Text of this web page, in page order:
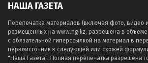
НАША ГАЗЕТА
Перепечатка материалов (включая фото, видео
размещенных на www.ng.kz, разрешена в объеме
с обязательной гиперссылкой на материал в
первоисточник в следующей или схожей
"Наша Газета". Полная перепечатка разрешена